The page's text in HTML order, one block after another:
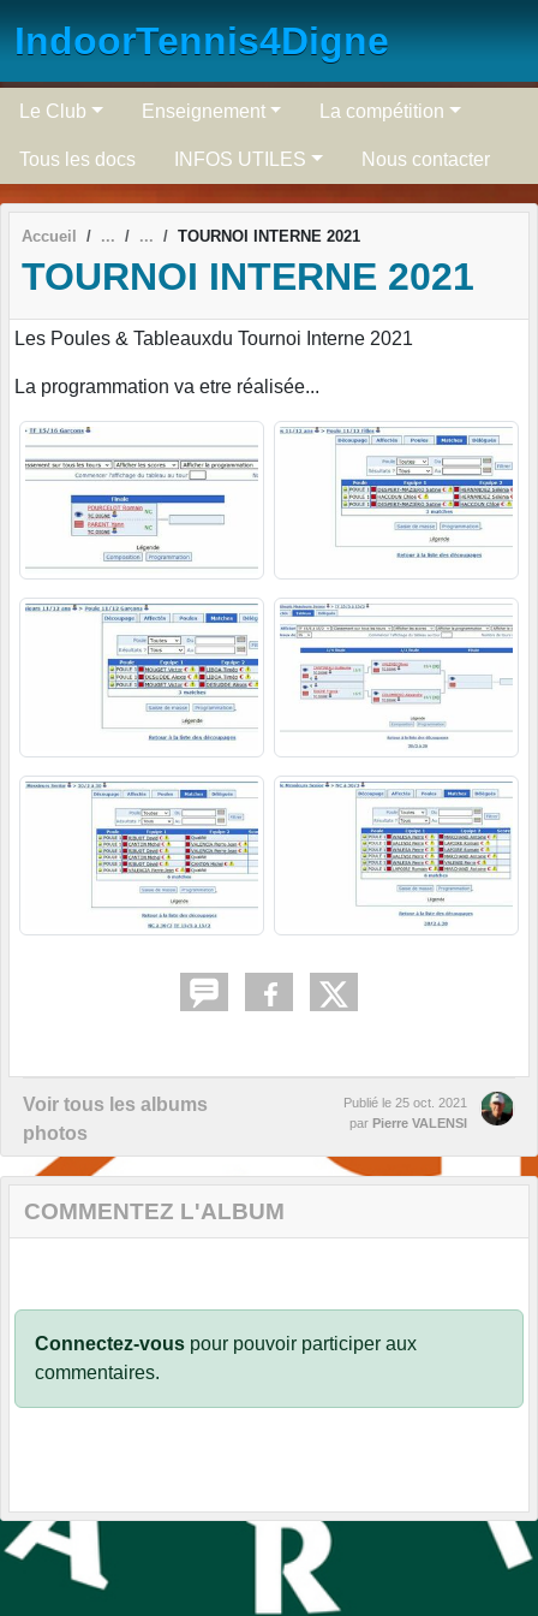
IndoorTennis4Digne
Le Club Enseignement La compétition
Tous les docs INFOS UTILES Nous contacter
Accueil TOURNOI INTERNE 2021
TOURNOI INTERNE 2021
Les Poules & Tableauxdu Tournoi Interne 2021
La programmation va etre réalisée...
Voir tous les albums
photos
Publié le 25 oct. 2021
par Pierre VALENSI
COMMENTEZ L'ALBUM
Connectez-vous pour pouvoir participer aux
commentaires.